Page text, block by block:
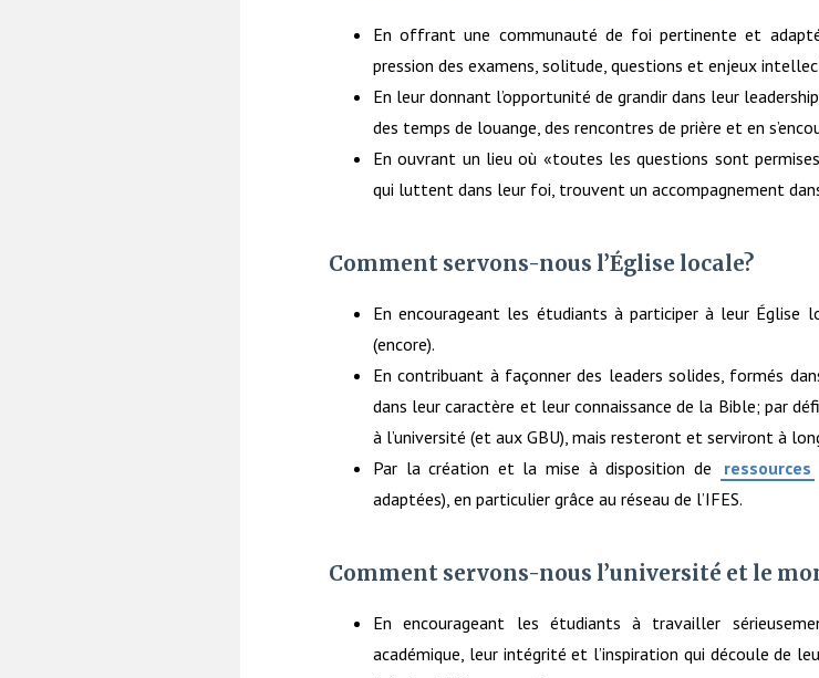
En offrant une communauté de foi pertinente et
pression des examens, solitude, questions et enjeux
En leur donnant l’opportunité de grandir dans leur
des temps de louange, des rencontres de prière et en
En ouvrant un lieu où «toutes les questions sont
qui luttent dans leur foi, trouvent un accompagnement
Comment servons-nous l’Église locale?
En encourageant les étudiants à participer à leur Église
(encore).
En contribuant à façonner des leaders solides, formés
dans leur caractère et leur connaissance de la Bible; par
à l’université (et aux GBU), mais resteront et serviront à
Par la création et la mise à disposition de
ressources
adaptées), en particulier grâce au réseau de l’IFES.
Comment servons-nous l’université et le
En encourageant les étudiants à travailler
académique, leur intégrité et l’inspiration qui découle de